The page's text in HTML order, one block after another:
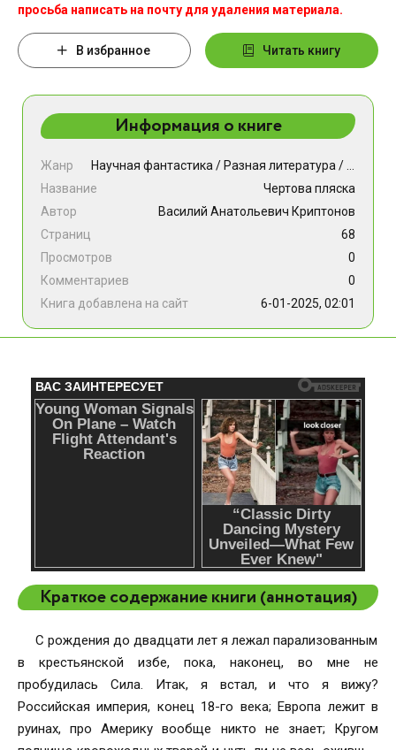
просьба написать на почту для удаления материала.
В избранное Читать книгу
Информация о книге
Жанр Научная фантастика / Разная литература /
Название
Чертова пляска
Автор
Василий Анатольевич Криптонов
Страниц
68
Просмотров
0
Комментариев
0
Книга добавлена на сайт
6-01-2025, 02:01
Краткое содержание книги (аннотация)
С рождения до двадцати лет я лежал парализованным
в крестьянской избе, пока, наконец, во мне не
пробудилась Сила. Итак, я встал, и что я вижу?
Российская империя, конец 18-го века; Европа лежит в
руинах, про Америку вообще никто не знает; Кругом